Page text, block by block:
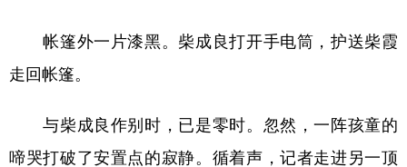
帐篷外一片漆黑。柴成良打开手电筒，护送柴霞
走回帐篷。
与柴成良作别时，已是零时。忽然，一阵孩童的
啼哭打破了安置点的寂静。循着声，记者走进另一顶